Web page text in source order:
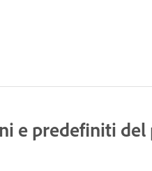
e predefiniti